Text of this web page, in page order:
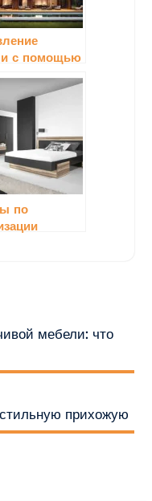
с помощью
советы
по
мебели: что
прихожую